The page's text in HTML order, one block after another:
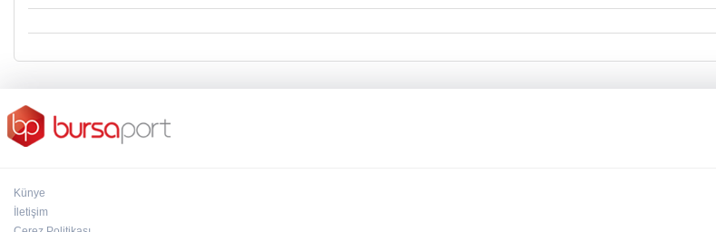
Künye
İletişim